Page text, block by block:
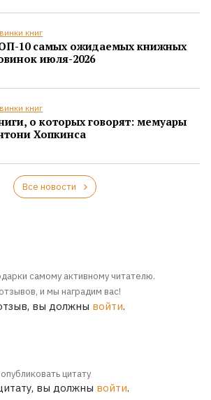
книг
10 самых ожидаемых книжных
июля-2026
книг
о которых говорят: мемуары
Хопкинса
Все новости
самому активному читателю.
и мы наградим вас!
вы должны войти.
цитату
вы должны войти.